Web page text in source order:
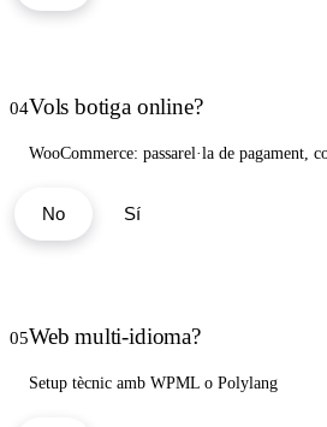
04Vols botiga online?
WooCommerce: passarel·la de pagament,
No Sí
05Web multi-idioma?
Setup tècnic amb WPML o Polylang